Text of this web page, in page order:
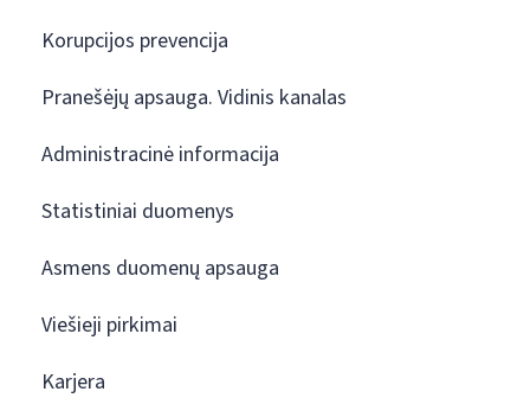
Korupcijos prevencija
Pranešėjų apsauga. Vidinis kanalas
Administracinė informacija
Statistiniai duomenys
Asmens duomenų apsauga
Viešieji pirkimai
Karjera